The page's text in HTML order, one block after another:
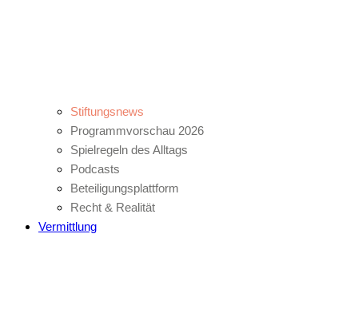
Stiftungsnews
Programmvorschau 2026
Spielregeln des Alltags
Podcasts
Beteiligungsplattform
Recht & Realität
Vermittlung